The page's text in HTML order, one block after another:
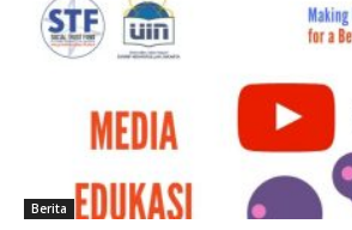
Berita